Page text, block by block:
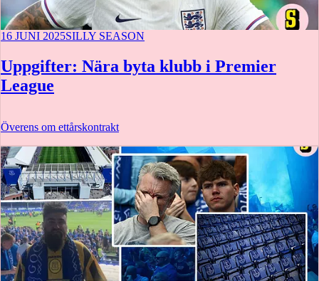
16 JUNI 2025SILLY SEASON
Uppgifter: Nära byta klubb i Premier
League
Överens om ettårskontrakt